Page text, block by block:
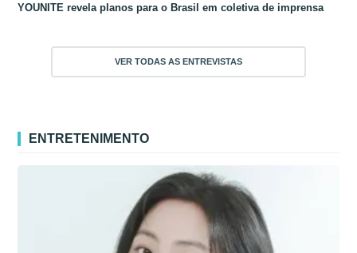
YOUNITE revela planos para o Brasil em coletiva de imprensa
VER TODAS AS ENTREVISTAS
ENTRETENIMENTO